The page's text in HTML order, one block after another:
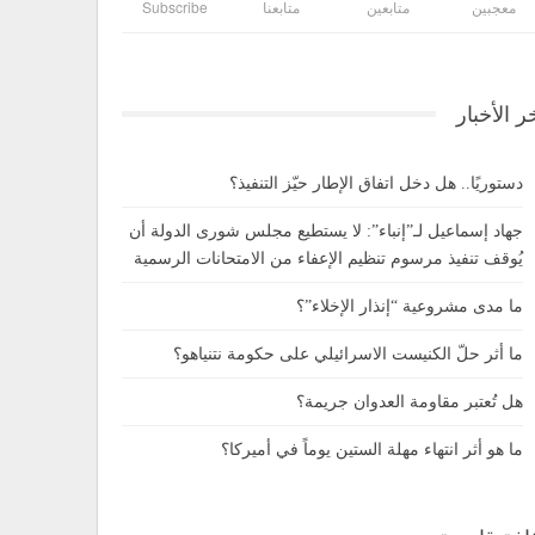
معجبين متابعين متابعنا Subscribe
الأخبار
دستوريًا.. هل دخل اتفاق الإطار حيّز التنفيذ؟
جهاد إسماعيل لـ”إنباء”: لا يستطيع مجلس شورى الدولة أن
يُوقف تنفيذ مرسوم تنظيم الإعفاء من الامتحانات الرسمية
ما مدى مشروعية “إنذار الإخلاء”؟
ما أثر حلّ الكنيست الاسرائيلي على حكومة نتنياهو؟
هل تُعتبر مقاومة العدوان جريمة؟
ما هو أثر انتهاء مهلة الستين يوماً في أميركا؟